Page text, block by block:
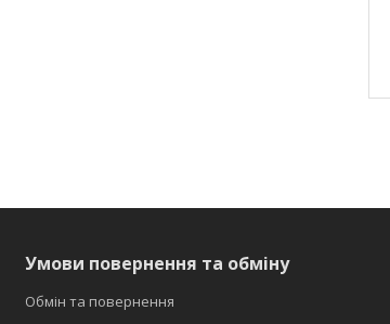
Умови повернення та обміну
Обмін та повернення